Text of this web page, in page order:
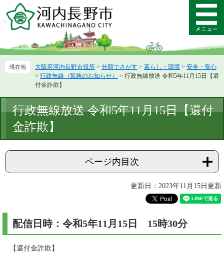
ー
先
ニ
を
本
文
メ
ニ
ー
大阪府河内長野市役所 > 分類でさがす > 暮らし・環境 > 安全・安心
> 行政無線（緊急のお知らせ） > 行政無線放送 令和5年11月15日【還
付金詐欺】
文
行政無線放送 令和5年11月15日【還付
金詐欺】
ページ内目次
更新日：2023年11月15日更新
配信日時：令和5年11月15日 15時30分
【還付金詐欺】